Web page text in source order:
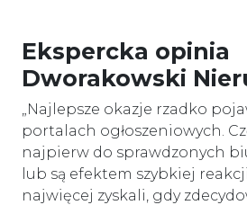
Ekspercka opinia
Dworakowski
„Najlepsze okazje rzadko
portalach ogłoszeniowych.
najpierw do sprawdzonych
lub są efektem szybkiej
najwięcej zyskali, gdy